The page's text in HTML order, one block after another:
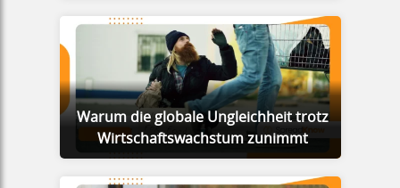
Warum die globale Ungleichheit trotz
Wirtschaftswachstum zunimmt